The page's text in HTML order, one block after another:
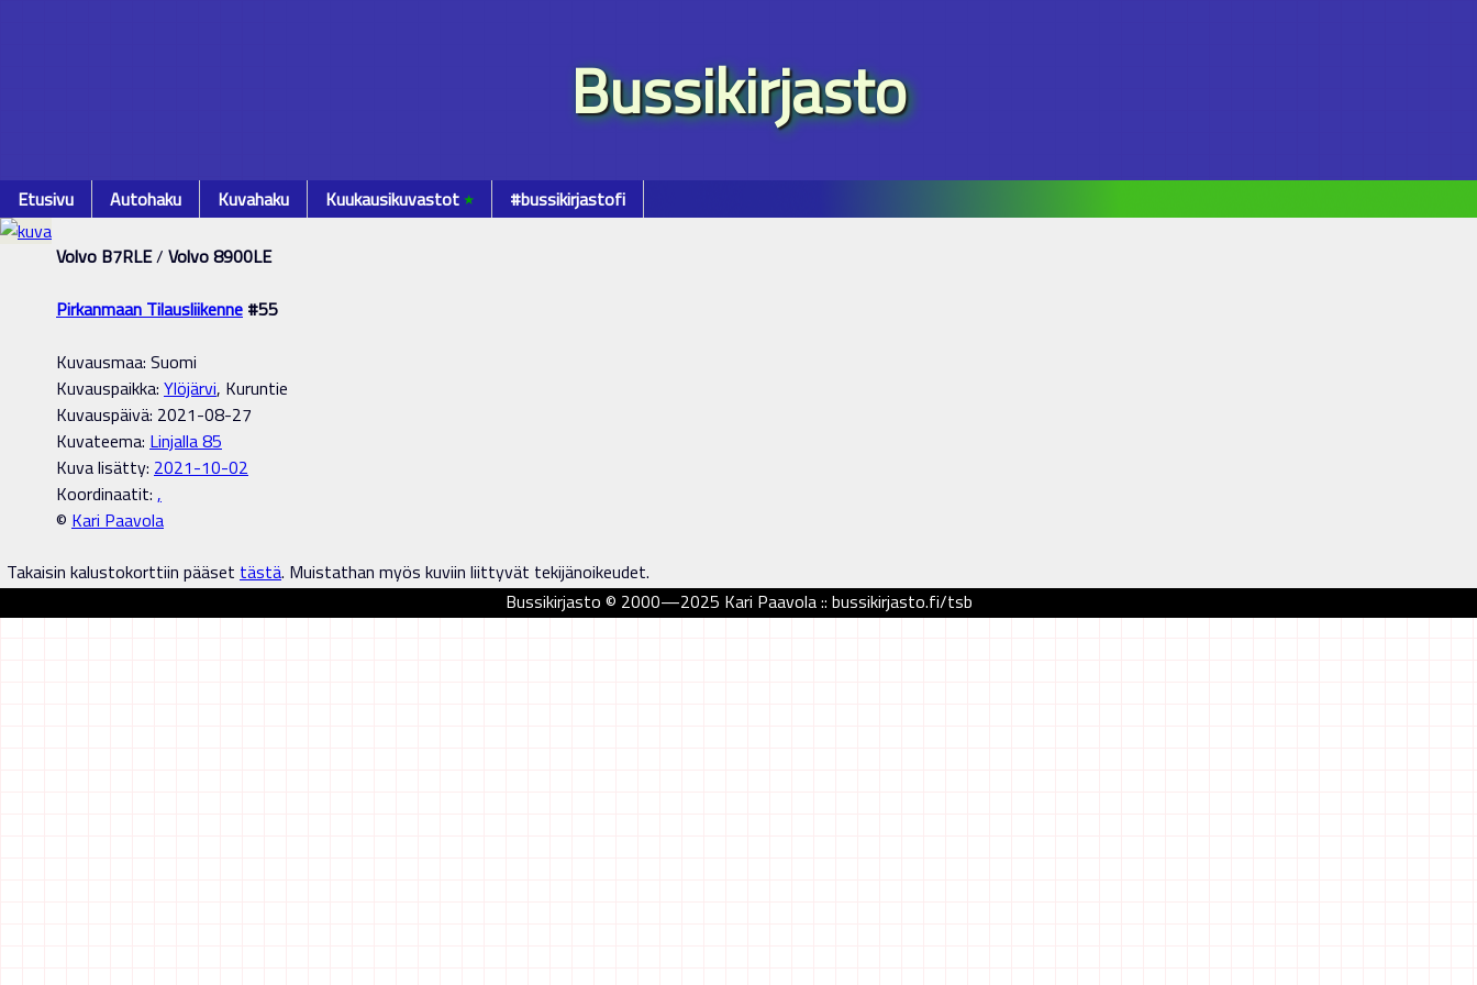
Bussikirjasto
Etusivu Autohaku Kuvahaku Kuukausikuvastot٭ #bussikirjastofi
Volvo B7RLE/ Volvo 8900LE
Pirkanmaan Tilausliikenne #55
Kuvausmaa: Suomi
Kuvauspaikka: Ylöjärvi, Kuruntie
Kuvauspäivä: 2021-08-27
Kuvateema: Linjalla 85
Kuva lisätty: 2021-10-02
Koordinaatit: ,
© Kari Paavola
Takaisin kalustokorttiin pääset tästä. Muistathan myös kuviin liittyvät tekijänoikeudet.
Bussikirjasto © 2000—2025 Kari Paavola :: bussikirjasto.fi/tsb